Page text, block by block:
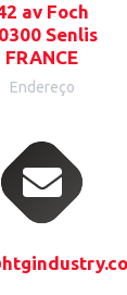
av Foch
Senlis
FRANCE
Endereço